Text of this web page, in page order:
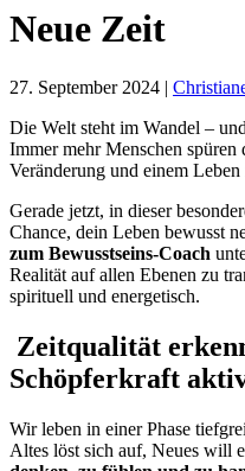
Neue Zeit
27. September 2024 |
Die Welt steht im Wandel –
Immer mehr Menschen
Veränderung und einem
Gerade jetzt, in dieser
Chance, dein Leben bewusst
zum Bewusstseins-Coach
Realität auf allen Ebenen zu
spirituell und energetisch.
Zeitqualität
Schöpferkraft
Wir leben in einer Phase
Altes löst sich auf, Neues will